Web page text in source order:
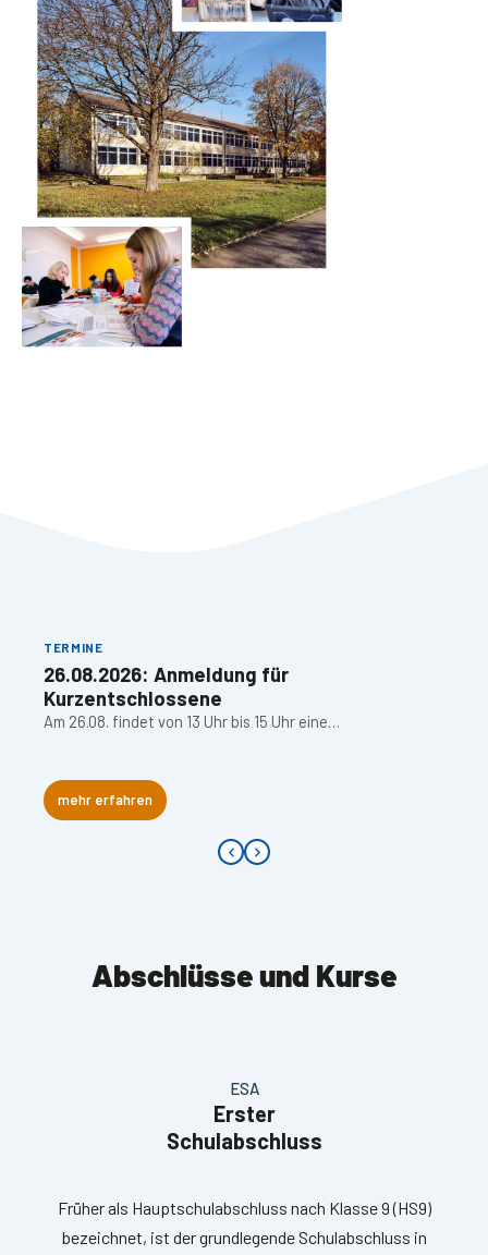
TERMINE
26.08.2026: Anmeldung für
Kurzentschlossene
Am 26.08. findet von 13 Uhr bis 15 Uhr eine…
mehr erfahren
Abschlüsse und Kurse
ESA
Erster
Schulabschluss
Früher als Hauptschulabschluss nach Klasse 9 (HS9)
bezeichnet, ist der grundlegende Schulabschluss in